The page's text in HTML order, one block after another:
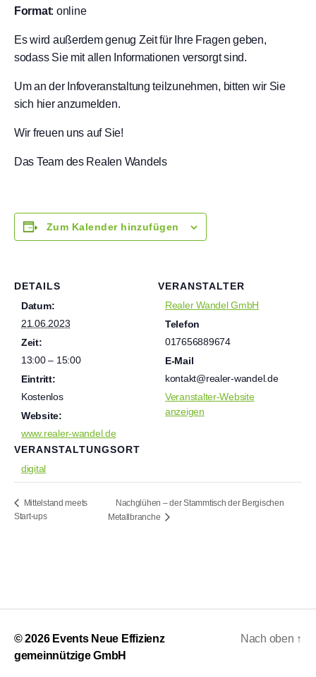
Format: online
Es wird außerdem genug Zeit für Ihre Fragen geben,
sodass Sie mit allen Informationen versorgt sind.
Um an der Infoveranstaltung teilzunehmen, bitten wir Sie
sich hier anzumelden.
Wir freuen uns auf Sie!
Das Team des Realen Wandels
Zum Kalender hinzufügen
DETAILS
Datum:
21.06.2023
Zeit:
13:00 – 15:00
Eintritt:
Kostenlos
Website:
www.realer-wandel.de
VERANSTALTUNGSORT
digital
VERANSTALTER
Realer Wandel GmbH
Telefon
017656889674
E-Mail
kontakt@realer-wandel.de
Veranstalter-Website
anzeigen
Mittelstand meets
Start-ups
Nachglühen – der Stammtisch der Bergischen
Metallbranche
© 2026 Events Neue Effizienz
gemeinnützige GmbH
Nach oben ↑